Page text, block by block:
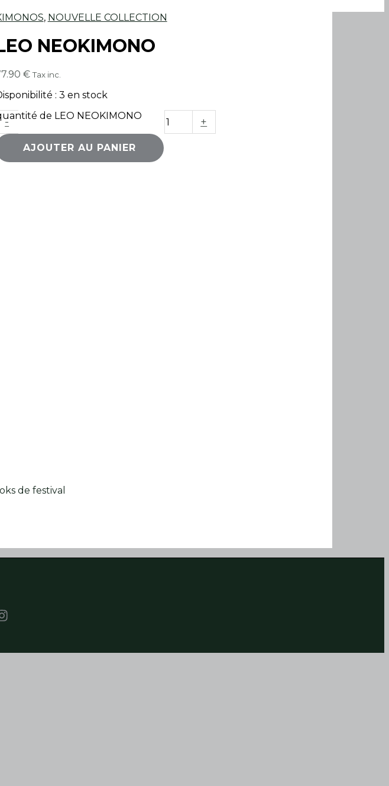
, NOUVELLE COLLECTION
NEOKIMONO
€ Tax inc.
: 3 en stock
- de LEO NEOKIMONO +
AJOUTER AU PANIER